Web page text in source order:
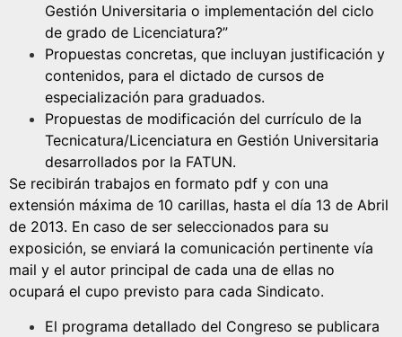
Gestión Universitaria o implementación del ciclo
de grado de Licenciatura?”
Propuestas concretas, que incluyan justificación y
contenidos, para el dictado de cursos de
especialización para graduados.
Propuestas de modificación del currículo de la
Tecnicatura/Licenciatura en Gestión Universitaria
desarrollados por la FATUN.
Se recibirán trabajos en formato pdf y con una
extensión máxima de 10 carillas, hasta el día 13 de Abril
de 2013. En caso de ser seleccionados para su
exposición, se enviará la comunicación pertinente vía
mail y el autor principal de cada una de ellas no
ocupará el cupo previsto para cada Sindicato.
El programa detallado del Congreso se publicara